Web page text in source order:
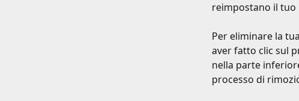
reimpostano il tuo
Per eliminare la
aver fatto clic sul
nella parte
processo di